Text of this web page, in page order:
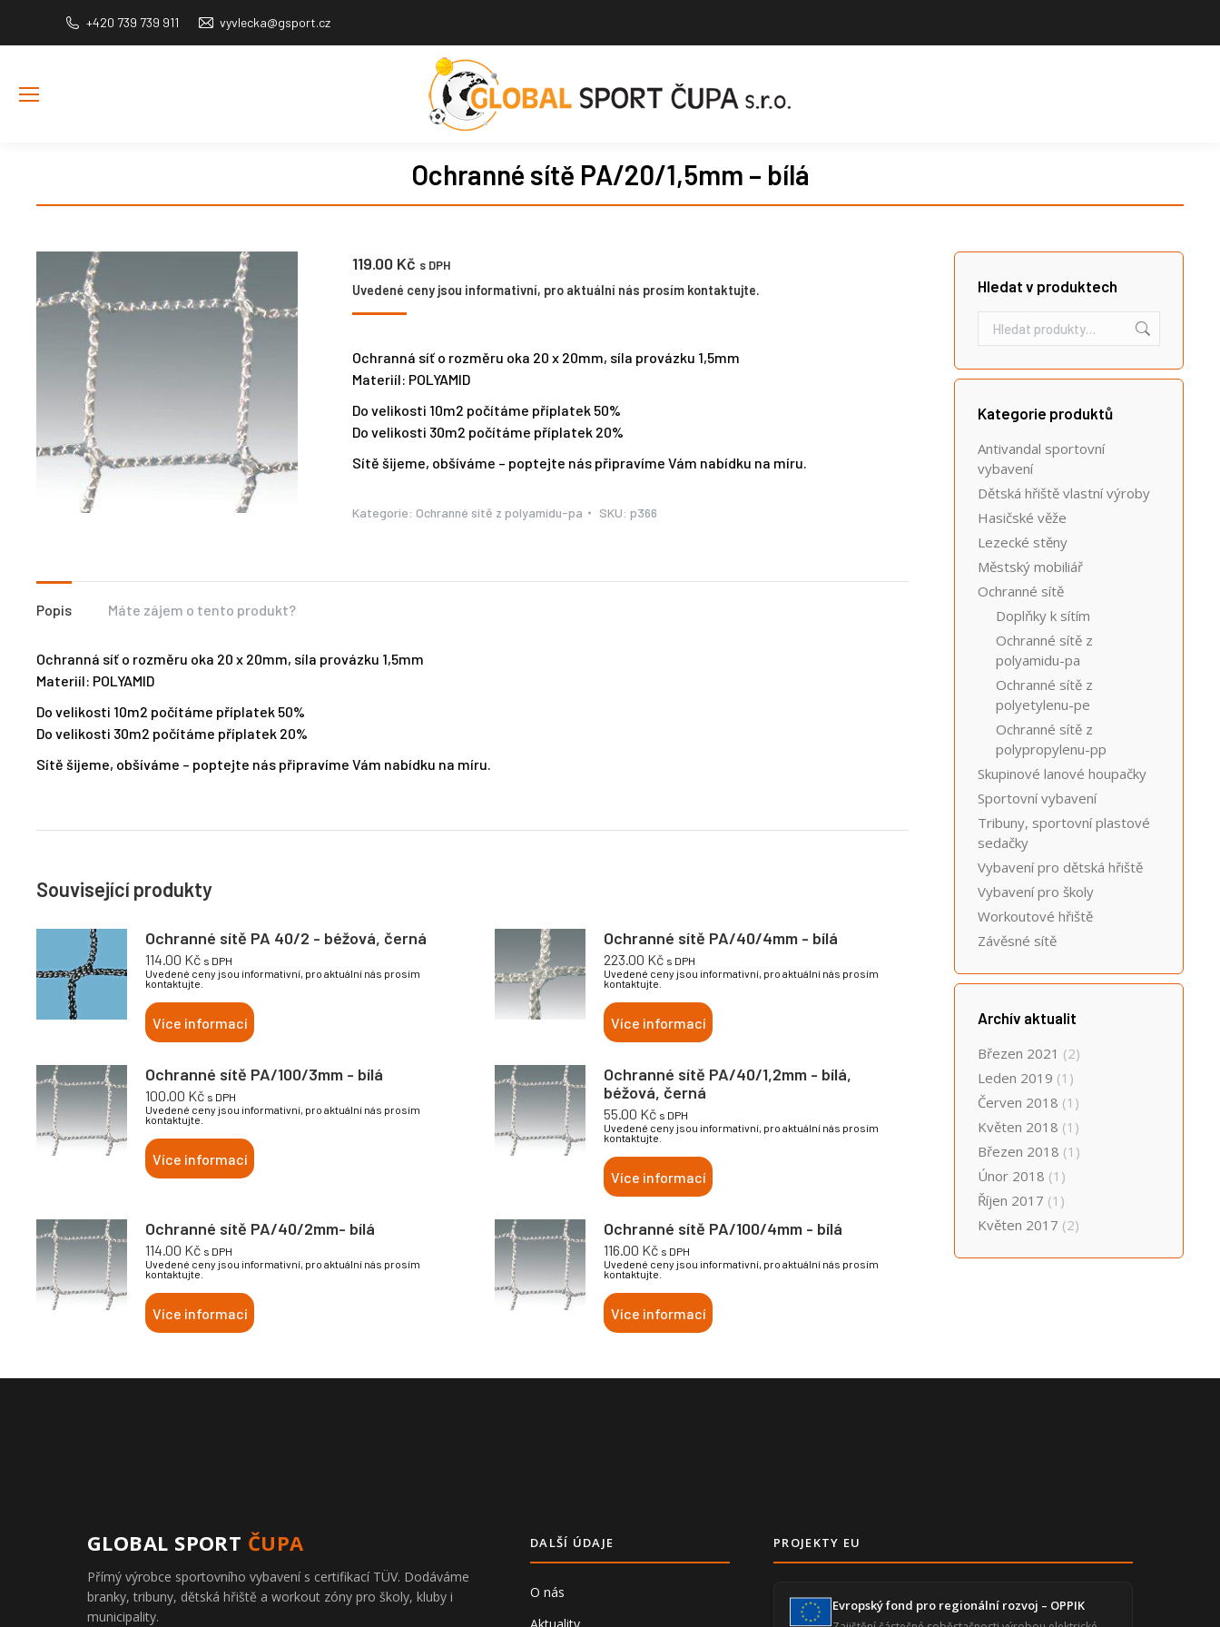
+420 739 739 911 vyvlecka@gsport.cz
Ochranné sítě PA/20/1,5mm – bílá
119.00 Kč s DPH
Uvedené ceny jsou informativní, pro aktuální nás prosím kontaktujte.
Ochranná síť o rozměru oka 20 x 20mm, síla provázku 1,5mm
Materiíl: POLYAMID
Do velikosti 10m2 počítáme příplatek 50%
Do velikosti 30m2 počítáme příplatek 20%
Sítě šijeme, obšíváme – poptejte nás připravíme Vám nabídku na míru.
Kategorie:Ochranné sítě z polyamidu-pa SKU:p366
Popis Máte zájem o tento produkt?
Ochranná síť o rozměru oka 20 x 20mm, síla provázku 1,5mm
Materiíl: POLYAMID
Do velikosti 10m2 počítáme příplatek 50%
Do velikosti 30m2 počítáme příplatek 20%
Sítě šijeme, obšíváme – poptejte nás připravíme Vám nabídku na míru.
Související produkty
Ochranné sítě PA 40/2 - béžová, černá
114.00 Kč s DPH
Uvedené ceny jsou informativní, pro aktuální nás prosím
kontaktujte.
Více informací
Ochranné sítě PA/40/4mm - bílá
223.00 Kč s DPH
Uvedené ceny jsou informativní, pro aktuální nás prosím
kontaktujte.
Více informací
Ochranné sítě PA/100/3mm - bílá
100.00 Kč s DPH
Uvedené ceny jsou informativní, pro aktuální nás prosím
kontaktujte.
Více informací
Ochranné sítě PA/40/1,2mm - bílá,
béžová, černá
55.00 Kč s DPH
Uvedené ceny jsou informativní, pro aktuální nás prosím
kontaktujte.
Více informací
Ochranné sítě PA/40/2mm- bílá
114.00 Kč s DPH
Uvedené ceny jsou informativní, pro aktuální nás prosím
kontaktujte.
Více informací
Ochranné sítě PA/100/4mm - bílá
116.00 Kč s DPH
Uvedené ceny jsou informativní, pro aktuální nás prosím
kontaktujte.
Více informací
Hledat v produktech
Kategorie produktů
Antivandal sportovní
vybavení
Dětská hřiště vlastní výroby
Hasičské věže
Lezecké stěny
Městský mobiliář
Ochranné sítě
Doplňky k sítím
Ochranné sítě z
polyamidu-pa
Ochranné sítě z
polyetylenu-pe
Ochranné sítě z
polypropylenu-pp
Skupinové lanové houpačky
Sportovní vybavení
Tribuny, sportovní plastové
sedačky
Vybavení pro dětská hřiště
Vybavení pro školy
Workoutové hřiště
Závěsné sítě
Archív aktualit
Březen 2021 (2)
Leden 2019 (1)
Červen 2018 (1)
Květen 2018 (1)
Březen 2018 (1)
Únor 2018 (1)
Říjen 2017 (1)
Květen 2017 (2)
GLOBAL SPORT ČUPA
Přímý výrobce sportovního vybavení s certifikací TÜV. Dodáváme
branky, tribuny, dětská hřiště a workout zóny pro školy, kluby i
municipality.
DALŠÍ ÚDAJE
O nás
PROJEKTY EU
Evropský fond pro regionální rozvoj – OPPIK